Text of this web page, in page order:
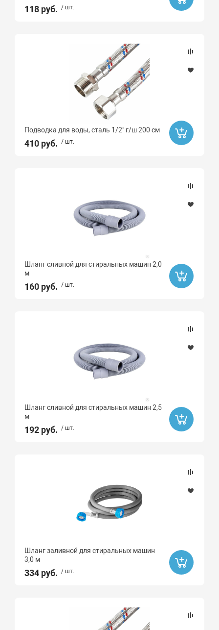
118 руб. / шт.
Подводка для воды, сталь 1/2" г/ш 200 см
410 руб. / шт.
Шланг сливной для стиральных машин 2,0
м
160 руб. / шт.
Шланг сливной для стиральных машин 2,5
м
192 руб. / шт.
Шланг заливной для стиральных машин
3,0 м
334 руб. / шт.